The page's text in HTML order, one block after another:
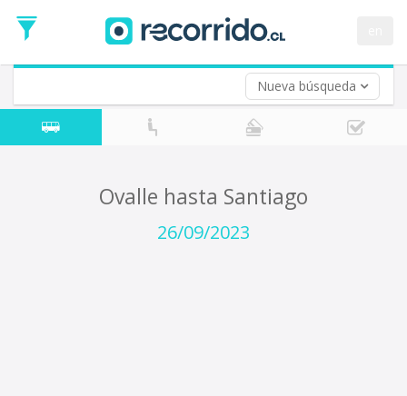
Nueva búsqueda
de
Ida
Vuelta (opcional)
Fecha
de
Ovalle hasta Santiago
26/09/2023